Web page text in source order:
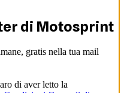
di Motosprint
gratis nella tua mail
di aver letto la